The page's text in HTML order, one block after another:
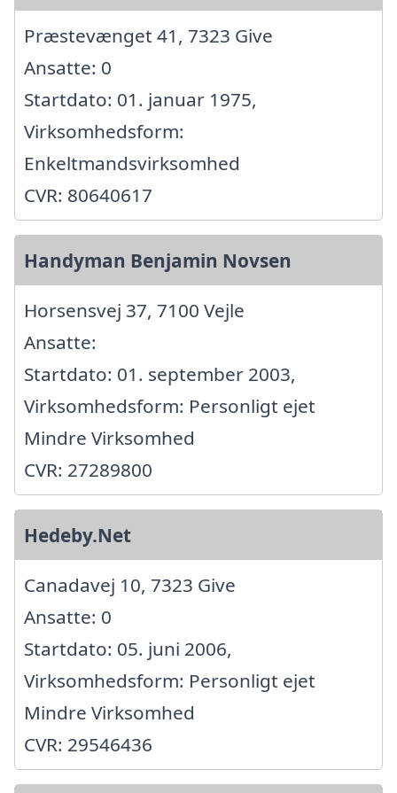
Præstevænget 41, 7323 Give
Ansatte: 0
Startdato: 01. januar 1975,
Virksomhedsform:
Enkeltmandsvirksomhed
CVR: 80640617
Handyman Benjamin Novsen
Horsensvej 37, 7100 Vejle
Ansatte:
Startdato: 01. september 2003,
Virksomhedsform: Personligt ejet
Mindre Virksomhed
CVR: 27289800
Hedeby.Net
Canadavej 10, 7323 Give
Ansatte: 0
Startdato: 05. juni 2006,
Virksomhedsform: Personligt ejet
Mindre Virksomhed
CVR: 29546436